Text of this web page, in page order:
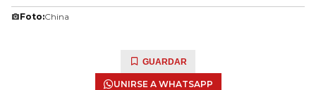
Foto:China
GUARDAR
UNIRSE A WHATSAPP